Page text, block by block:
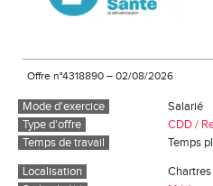
Offre n°4318890 – 02/08/2026
Mode d'exercice
Salarié
Type d'offre
CDD /
Temps de travail
Temps
Localisation